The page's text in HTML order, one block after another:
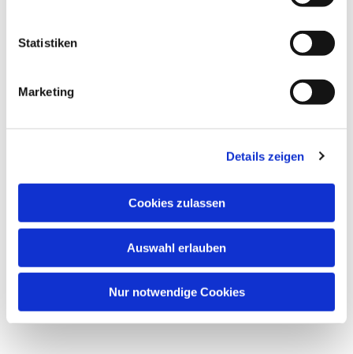
Statistiken
Marketing
Details zeigen
Cookies zulassen
Auswahl erlauben
Nur notwendige Cookies